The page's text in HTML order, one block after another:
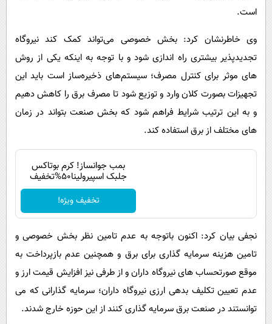
است.
وی خاطرنشان کرد: بخش خصوصی می‌تواند کمک کند نیروگاه
تجدیدپذیر بیشتری راه اندازی شود و با توجه به اینکه یکی از روش
های موثر برای کنترل مصرف؛ سیستم‌های ذخیره‌ساز است باید این
تجهیزات بصورت کلان وارد و توزیع شود تا مصرف برق را کاهش دهیم
و به این ترتیب شرایط فراهم شود که بخش صنعت بتواند در زمان
های مختلف از برق استفاده کند.
بمب جوانساز! کرم بوتاکس
جلبک اسپیرولینا50%تخفیف
تخفیف ویژه!
نجفی بیان کرد: اکنون باتوجه به عدم تامین نظر بخش خصوصی و
تامین هزینه سرمایه گذاری برای برق و همچنین عدم بازپرداخت به
موقع صورتحساب های نیروگاه داران و از طرفی نیز افزایش قیمت ارز و
عدم تعیین تکلیف بدهی ارزی نیروگاه داران؛ سرمایه گذارانی که می
توانستند در صنعت برق سرمایه گذاری کنند از این حوزه خارج شدند.